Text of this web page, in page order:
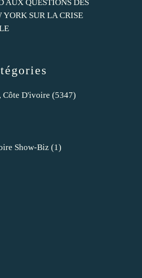
Côte D'ivoire (5347)
Show-Biz (1)
AUX QUESTIONS DES
SUR LA CRISE